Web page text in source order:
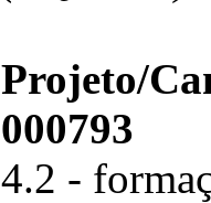
Projeto/
000793
4.2 -